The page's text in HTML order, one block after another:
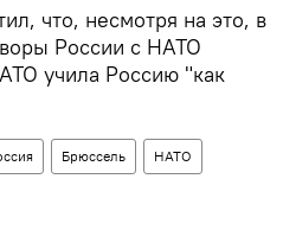
что, несмотря на это, в
России с НАТО
учила Россию "как
Брюссель НАТО